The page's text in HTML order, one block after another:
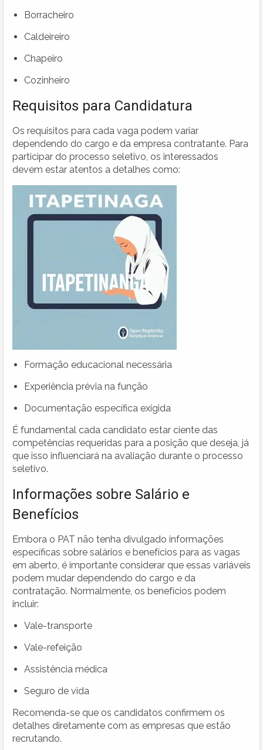
Borracheiro
Caldeireiro
Chapeiro
Cozinheiro
Requisitos para Candidatura
Os requisitos para cada vaga podem variar
dependendo do cargo e da empresa contratante. Para
participar do processo seletivo, os interessados
devem estar atentos a detalhes como:
Formação educacional necessária
Experiência prévia na função
Documentação específica exigida
É fundamental cada candidato estar ciente das
competências requeridas para a posição que deseja, já
que isso influenciará na avaliação durante o processo
seletivo.
Informações sobre Salário e
Benefícios
Embora o PAT não tenha divulgado informações
específicas sobre salários e benefícios para as vagas
em aberto, é importante considerar que essas variáveis
podem mudar dependendo do cargo e da
contratação. Normalmente, os benefícios podem
incluir:
Vale-transporte
Vale-refeição
Assistência médica
Seguro de vida
Recomenda-se que os candidatos confirmem os
detalhes diretamente com as empresas que estão
recrutando.